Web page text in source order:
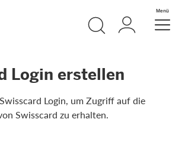
Meta Navigation
SucheLogin Menü
Login erstellen
Login, um Zugriff auf die
Swisscard zu erhalten.